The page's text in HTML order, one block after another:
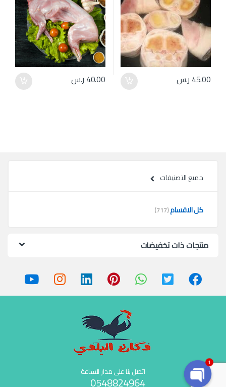
45.00 ر.س 40.00 ر.س
جميع التصنيفات
كل الاقسام(717)
منتجات ذات تخفيضات
اتصل بنا على مدار الساعة
0548824964
1